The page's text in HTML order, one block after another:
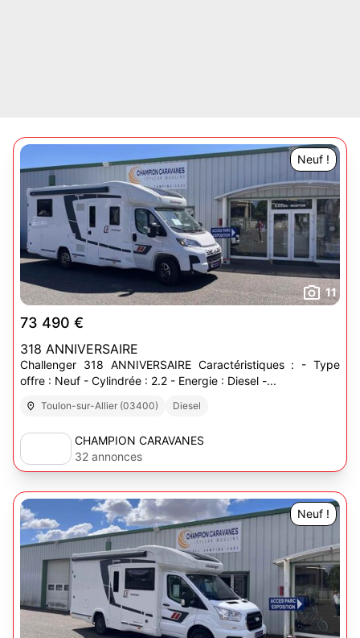
Neuf !
11
73 490 €
318 ANNIVERSAIRE
Challenger 318 ANNIVERSAIRE Caractéristiques : - Type
offre : Neuf - Cylindrée : 2.2 - Energie : Diesel -...
Toulon-sur-Allier (03400) Diesel
CHAMPION CARAVANES
32 annonces
Neuf !